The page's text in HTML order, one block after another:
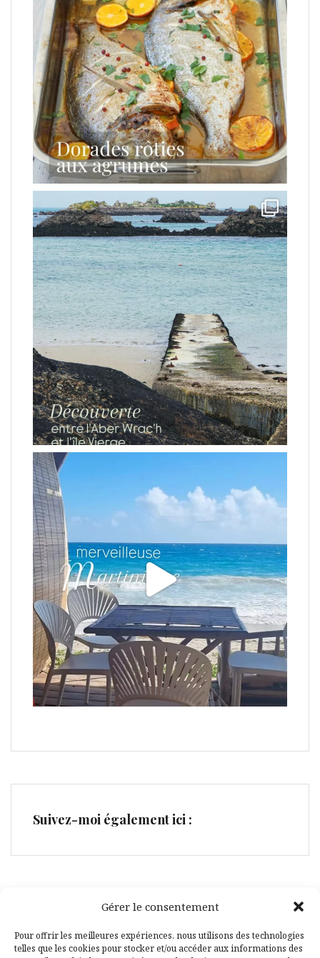
Gérer le consentement
Pour offrir les meilleures expériences, nous utilisons des technologies
telles que les cookies pour stocker et/ou accéder aux informations des
Suivez-moi également ici :
Facebook
Pinterest